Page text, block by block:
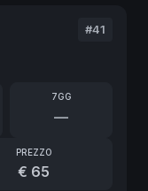
#41
7GG
—
PREZZO
€ 65